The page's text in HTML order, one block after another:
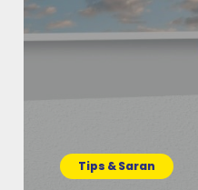
Tips & Saran